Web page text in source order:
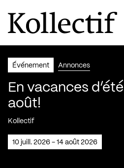
Aller à la page d'accueil
Logo Kollectif
Événement Annonces
En vacances
août!
Kollectif
10 juill. 2026 - 14 août 2026